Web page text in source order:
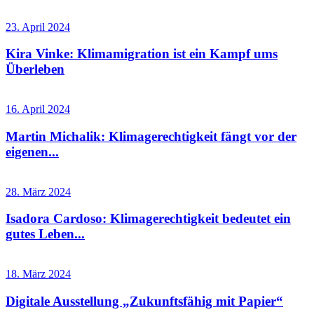
23. April 2024
Kira Vinke: Klimamigration ist ein Kampf ums
Überleben
16. April 2024
Martin Michalik: Klimagerechtigkeit fängt vor der
eigenen...
28. März 2024
Isadora Cardoso: Klimagerechtigkeit bedeutet ein
gutes Leben...
18. März 2024
Digitale Ausstellung „Zukunftsfähig mit Papier“